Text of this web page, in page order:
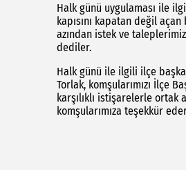
Halk günü uygulaması ile
kapısını kapatan değil
azından istek ve
dediler.
Halk günü ile ilgili ilçe
Torlak, komşularımızı İlçe
karşılıklı istişarelerle
komşularımıza teşekkür